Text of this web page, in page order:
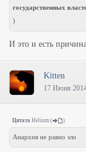
государственных
)
И это и есть
Kitten
17 Июня
Цитата Helium ( )
Анархия не равно зло